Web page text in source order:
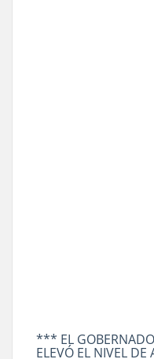
*** EL
ELEVÓ EL NIVEL DE